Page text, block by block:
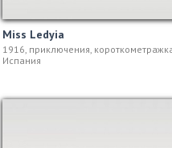
Miss Ledyia
1916, приключения,
Испания